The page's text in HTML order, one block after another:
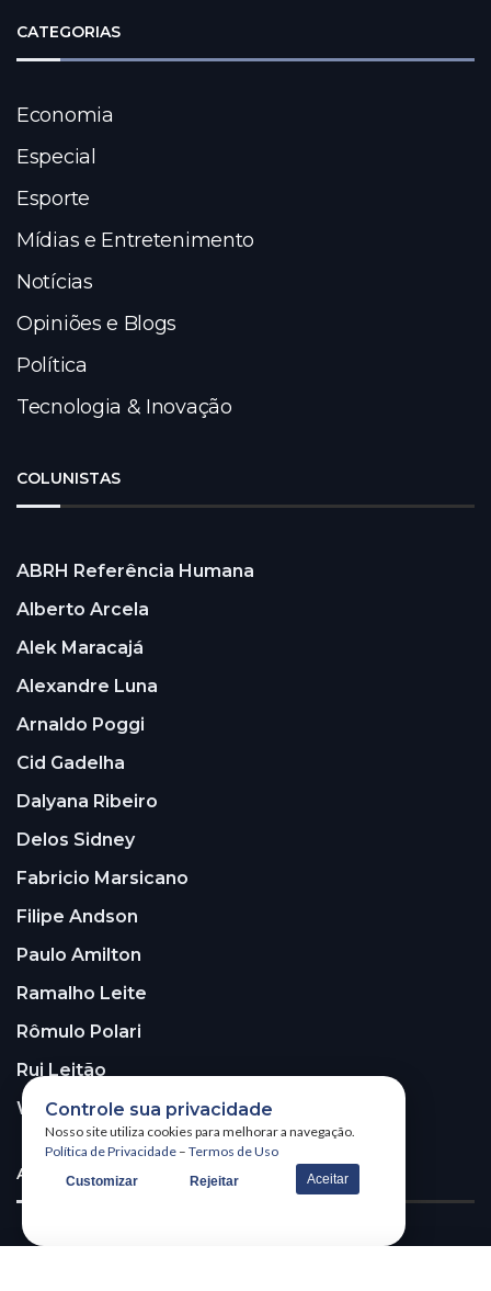
CATEGORIAS
Economia
Especial
Esporte
Mídias e Entretenimento
Notícias
Opiniões e Blogs
Política
Tecnologia & Inovação
COLUNISTAS
ABRH Referência Humana
Alberto Arcela
Alek Maracajá
Alexandre Luna
Arnaldo Poggi
Cid Gadelha
Dalyana Ribeiro
Delos Sidney
Fabricio Marsicano
Filipe Andson
Paulo Amilton
Ramalho Leite
Rômulo Polari
Rui Leitão
Walter Santos
ASSINE A NOSSA NEWSLETTER!
Controle sua privacidade
Nosso site utiliza cookies para melhorar a navegação.
Política de Privacidade – Termos de Uso
Customizar Rejeitar Aceitar